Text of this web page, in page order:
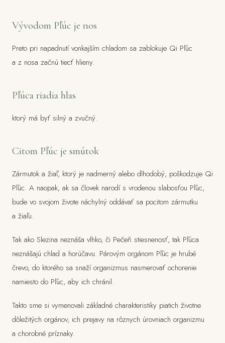
Vývodom Pľúc je nos
Preto pri napadnutí vonkajším chladom sa zablokuje Qi Pľúc
a z nosa začnú tiecť hlieny.
Pľúca riadia hlas
ktorý má byť silný a zvučný.
Citom Pľúc je smútok
Zármutok a žiaľ, ktorý je nadmerný alebo dlhodobý, poškodzuje Qi
Pľúc. A naopak, ak sa človek narodí s vrodenou slabosťou Pľúc,
bude vo svojom živote náchylný oddávať sa pocitom zármutku
a žiaľu.
Tak ako Slezina neznáša vlhko, či Pečeň stiesnenosť, tak Pľúca
neznášajú chlad a horúčavu. Párovým orgánom Pľúc je hrubé
črevo, do ktorého sa snaží organizmus nasmerovať ochorenie
namiesto do Pľúc, aby ich chránil.
Takto sme si vymenovali základné charakteristiky piatich životne
dôležitých orgánov, ich prejavy na rôznych úrovniach organizmu
a chorobné príznaky.